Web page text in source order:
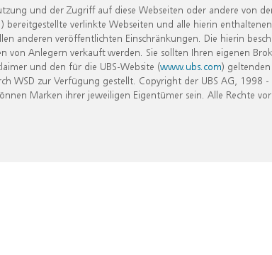
und der Zugriff auf diese Webseiten oder andere von
verlinkte Webseiten und alle hierin
anderen veröffentlichten Einschränkungen. Die hierin
Anlegern verkauft werden. Sie sollten Ihren eigenen
und den für die UBS-Website (www.ubs.com)
zur Verfügung gestellt. Copyright der UBS AG, 1998
Marken ihrer jeweiligen Eigentümer sein. Alle Rechte